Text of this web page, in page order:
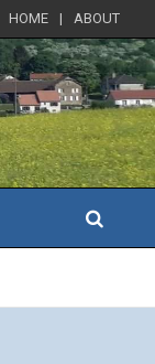
HOME ABOUT